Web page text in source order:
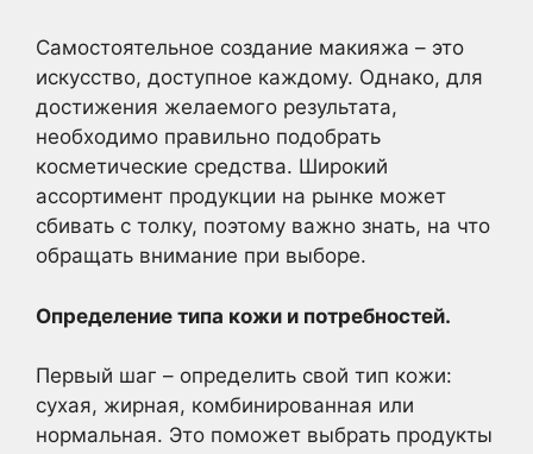
Самостоятельное создание макияжа – это
искусство, доступное каждому. Однако, для
достижения желаемого результата,
необходимо правильно подобрать
косметические средства. Широкий
ассортимент продукции на рынке может
сбивать с толку, поэтому важно знать, на что
обращать внимание при выборе.
Определение типа кожи и потребностей.
Первый шаг – определить свой тип кожи:
сухая, жирная, комбинированная или
нормальная. Это поможет выбрать продукты